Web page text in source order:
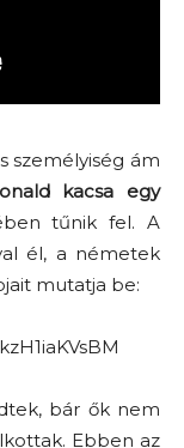
személyiség ám
kacsa egy
tűnik fel. A
él, a németek
mutatja be:
bár ők nem
Ebben az